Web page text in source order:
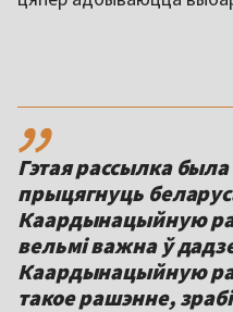
,,
Гэтая рассылка
прыцягнуць
Каардынацыйную
вельмі важна ў
Каардынацыйную
такое рашэнне,